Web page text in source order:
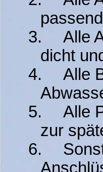
3.
Alle
dicht
4.
Alle
5.
Alle
zur
6.